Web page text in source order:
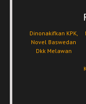
Dinonakifkan KPK,
Novel Baswedan
Dkk Melawan